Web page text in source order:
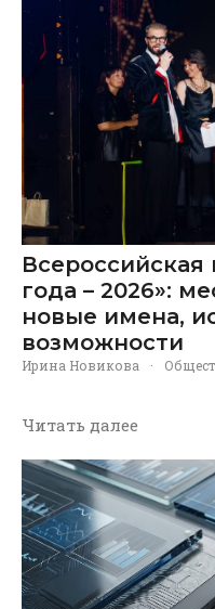
года – 2026»:
новые имена,
возможности
Ирина Новикова ·
Читать далее